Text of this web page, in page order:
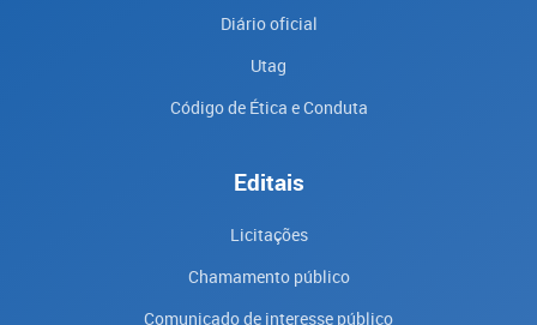
Diário oficial
Utag
Código de Ética e Conduta
Editais
Licitações
Chamamento público
Comunicado de interesse público